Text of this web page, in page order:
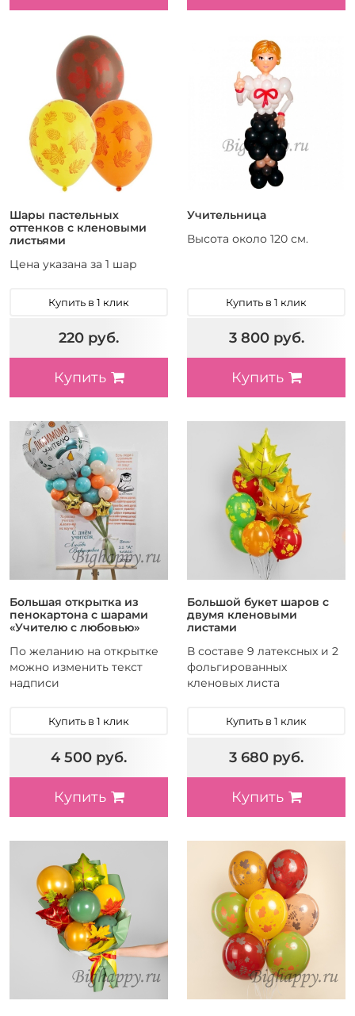
Шары пастельных
оттенков с кленовыми
листьями
Цена указана за 1 шар
Купить в 1 клик
220 руб.
Купить
Учительница
Высота около 120 см.
Купить в 1 клик
3 800 руб.
Купить
Большая открытка из
пенокартона с шарами
«Учителю с любовью»
По желанию на открытке
можно изменить текст
надписи
Купить в 1 клик
4 500 руб.
Купить
Большой букет шаров с
двумя кленовыми
листами
В составе 9 латексных и 2
фольгированных
кленовых листа
Купить в 1 клик
3 680 руб.
Купить